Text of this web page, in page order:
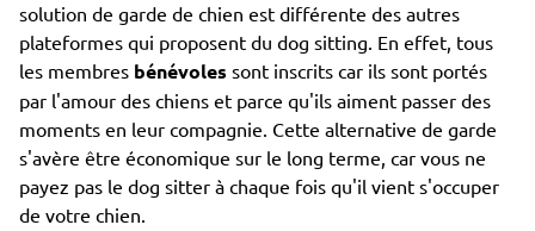
solution de garde de chien est différente des autres
plateformes qui proposent du dog sitting. En effet, tous
les membres bénévoles sont inscrits car ils sont portés
par l'amour des chiens et parce qu'ils aiment passer des
moments en leur compagnie. Cette alternative de garde
s'avère être économique sur le long terme, car vous ne
payez pas le dog sitter à chaque fois qu'il vient s'occuper
de votre chien.